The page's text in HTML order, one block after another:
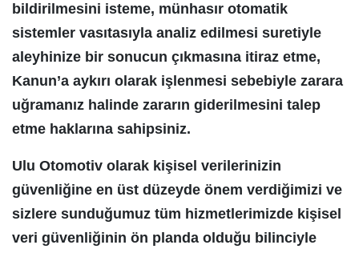
bildirilmesini isteme, münhasır otomatik
sistemler vasıtasıyla analiz edilmesi suretiyle
aleyhinize bir sonucun çıkmasına itiraz etme,
Kanun’a aykırı olarak işlenmesi sebebiyle zarara
uğramanız halinde zararın giderilmesini talep
etme haklarına sahipsiniz.
Ulu Otomotiv olarak kişisel verilerinizin
güvenliğine en üst düzeyde önem verdiğimizi ve
sizlere sunduğumuz tüm hizmetlerimizde kişisel
veri güvenliğinin ön planda olduğu bilinciyle